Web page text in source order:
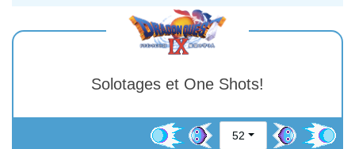
Solotages et One Shots!
52